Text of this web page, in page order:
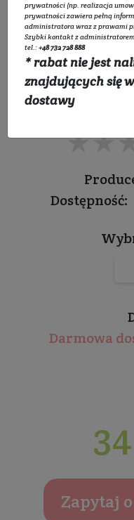
Dostępność:
Darmowa
Zapytaj
prywatności (np. realizacja
prywatnościzawiera pełną
administratora wraz z prawami
Szybki kontakt z
tel.:+48 732 728 888
* rabat nie jest
znajdujących się
dostawy